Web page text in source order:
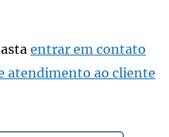
entrar em contato
atendimento ao cliente